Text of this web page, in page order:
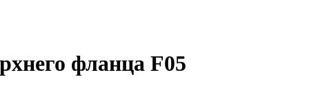
фланца F05